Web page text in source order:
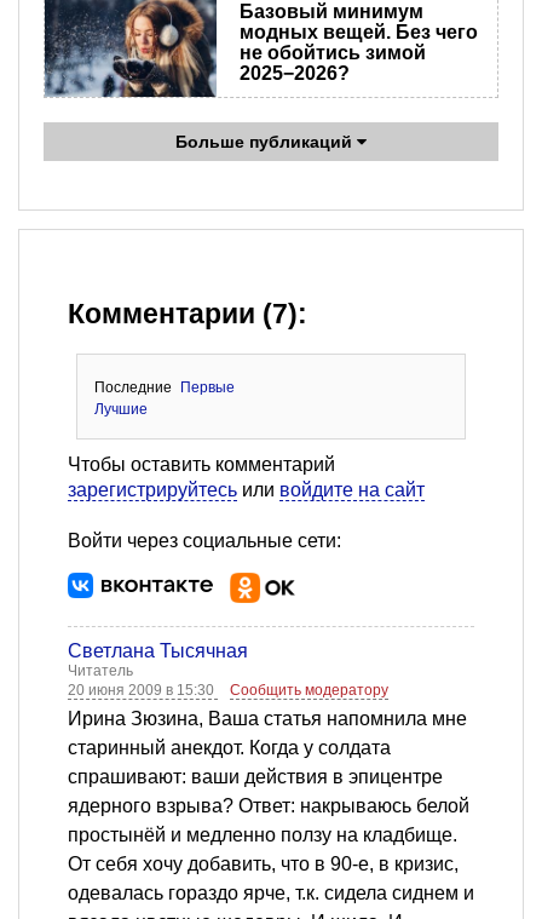
Базовый минимум
модных вещей. Без чего
не обойтись зимой
2025−2026?
Больше публикаций
Комментарии (7):
Последние
Первые
Лучшие
Чтобы оставить комментарий
зарегистрируйтесь или войдите на сайт
Войти через социальные сети:
Светлана Тысячная
Читатель
20 июня 2009 в 15:30
Сообщить модератору
Ирина Зюзина, Ваша статья напомнила мне
старинный анекдот. Когда у солдата
спрашивают: ваши действия в эпицентре
ядерного взрыва? Ответ: накрываюсь белой
простынёй и медленно ползу на кладбище.
От себя хочу добавить, что в 90-е, в кризис,
одевалась гораздо ярче, т.к. сидела сиднем и